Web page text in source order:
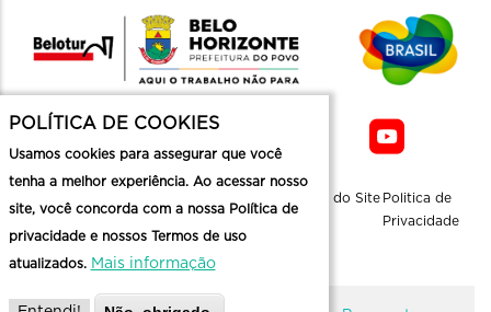
Mapa do Site Politica de
Privacidade
POLÍTICA DE COOKIES
Usamos cookies para assegurar que você
tenha a melhor experiência. Ao acessar nosso
site, você concorda com a nossa Política de
privacidade e nossos Termos de uso
atualizados. Mais informação